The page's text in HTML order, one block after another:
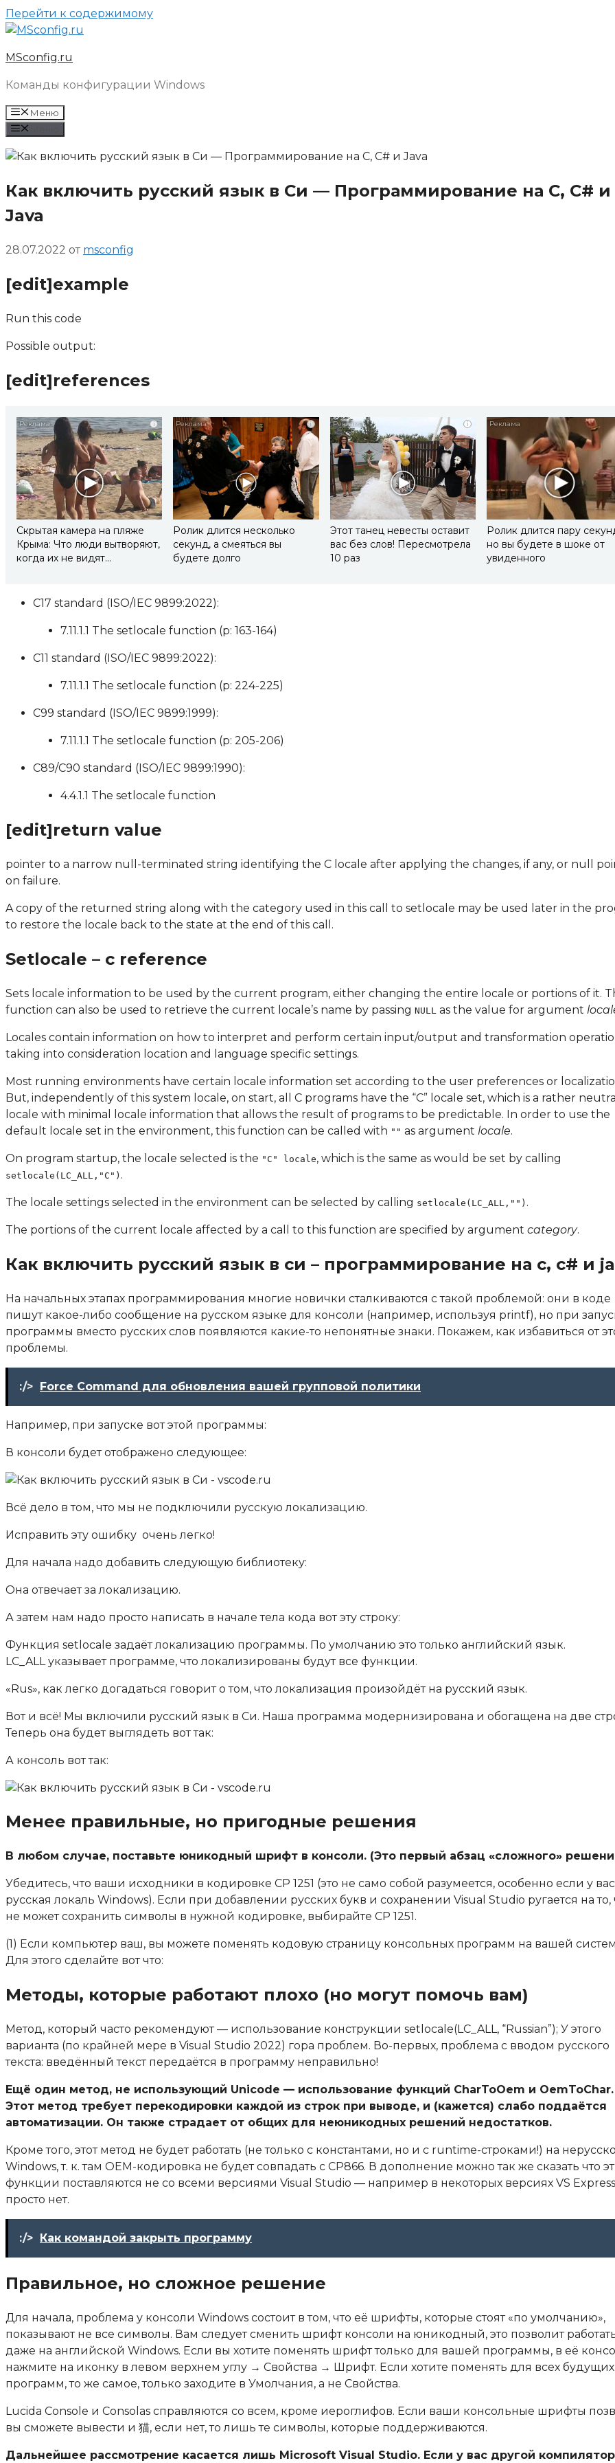
Перейти к содержимому
MSconfig.ru
Команды конфигурации Windows
Меню
Как включить русский язык в Си — Программирование на C, C# и
Java
28.07.2022 от msconfig
[edit]example
Run this code
Possible output:
[edit]references
i
Скрытая камера на пляже
Крыма: Что люди вытворяют,
когда их не видят...
i
Ролик длится несколько
секунд, а смеяться вы
будете долго
i
Этот танец невесты оставит
вас без слов! Пересмотрела
10 раз
Ролик длится пару
но вы будете в шоке от
увиденного
C17 standard (ISO/IEC 9899:2022):
7.11.1.1 The setlocale function (p: 163-164)
C11 standard (ISO/IEC 9899:2022):
7.11.1.1 The setlocale function (p: 224-225)
C99 standard (ISO/IEC 9899:1999):
7.11.1.1 The setlocale function (p: 205-206)
C89/C90 standard (ISO/IEC 9899:1990):
4.4.1.1 The setlocale function
[edit]return value
pointer to a narrow null-terminated string identifying the C locale after applying the changes, if any, or null
on failure.
A copy of the returned string along with the category used in this call to setlocale may be used later in the
to restore the locale back to the state at the end of this call.
Setlocale – c reference
Sets locale information to be used by the current program, either changing the entire locale or portions of it.
function can also be used to retrieve the current locale’s name by passing NULL as the value for argument
Locales contain information on how to interpret and perform certain input/output and transformation
taking into consideration location and language specific settings.
Most running environments have certain locale information set according to the user preferences or
But, independently of this system locale, on start, all C programs have the “C” locale set, which is a rather
locale with minimal locale information that allows the result of programs to be predictable. In order to use the
default locale set in the environment, this function can be called with "" as argument locale.
On program startup, the locale selected is the "C" locale, which is the same as would be set by calling
setlocale(LC_ALL,"C") .
The locale settings selected in the environment can be selected by calling setlocale(LC_ALL,"") .
The portions of the current locale affected by a call to this function are specified by argument category.
Как включить русский язык в си – программирование на c, c# и
На начальных этапах программирования многие новички сталкиваются с такой проблемой: они в коде
пишут какое-либо сообщение на русском языке для консоли (например, используя printf), но при
программы вместо русских слов появляются какие-то непонятные знаки. Покажем, как избавиться от
проблемы.
:/> Force Command для обновления вашей групповой политики
Например, при запуске вот этой программы:
В консоли будет отображено следующее:
Всё дело в том, что мы не подключили русскую локализацию.
Исправить эту ошибку очень легко!
Для начала надо добавить следующую библиотеку:
Она отвечает за локализацию.
А затем нам надо просто написать в начале тела кода вот эту строку:
Функция setlocale задаёт локализацию программы. По умолчанию это только английский язык.
LC_ALL указывает программе, что локализированы будут все функции.
«Rus», как легко догадаться говорит о том, что локализация произойдёт на русский язык.
Вот и всё! Мы включили русский язык в Си. Наша программа модернизирована и обогащена на две
Теперь она будет выглядеть вот так:
А консоль вот так:
Менее правильные, но пригодные решения
В любом случае, поставьте юникодный шрифт в консоли. (Это первый абзац «сложного»
Убедитесь, что ваши исходники в кодировке CP 1251 (это не само собой разумеется, особенно если у
русская локаль Windows). Если при добавлении русских букв и сохранении Visual Studio ругается на то,
не может сохранить символы в нужной кодировке, выбирайте CP 1251.
(1) Если компьютер ваш, вы можете поменять кодовую страницу консольных программ на вашей
Для этого сделайте вот что:
Методы, которые работают плохо (но могут помочь вам)
Метод, который часто рекомендуют — использование конструкции setlocale(LC_ALL, “Russian”); У этого
варианта (по крайней мере в Visual Studio 2022) гора проблем. Во-первых, проблема с вводом русского
текста: введённый текст передаётся в программу неправильно!
Ещё один метод, не использующий Unicode — использование функций CharToOem и OemToChar.
Этот метод требует перекодировки каждой из строк при выводе, и (кажется) слабо поддаётся
автоматизации. Он также страдает от общих для неюникодных решений недостатков.
Кроме того, этот метод не будет работать (не только с константами, но и с runtime-строками!) на
Windows, т. к. там OEM-кодировка не будет совпадать с CP866. В дополнение можно так же сказать что
функции поставляются не со всеми версиями Visual Studio — например в некоторых версиях VS
просто нет.
:/> Как командой закрыть программу
Правильное, но сложное решение
Для начала, проблема у консоли Windows состоит в том, что её шрифты, которые стоят «по умолчанию»,
показывают не все символы. Вам следует сменить шрифт консоли на юникодный, это позволит
даже на английской Windows. Если вы хотите поменять шрифт только для вашей программы, в её
нажмите на иконку в левом верхнем углу → Свойства → Шрифт. Если хотите поменять для всех будущих
программ, то же самое, только заходите в Умолчания, а не Свойства.
Lucida Console и Consolas справляются со всем, кроме иероглифов. Если ваши консольные шрифты
вы сможете вывести и 猫, если нет, то лишь те символы, которые поддерживаются.
Дальнейшее рассмотрение касается лишь Microsoft Visual Studio. Если у вас другой